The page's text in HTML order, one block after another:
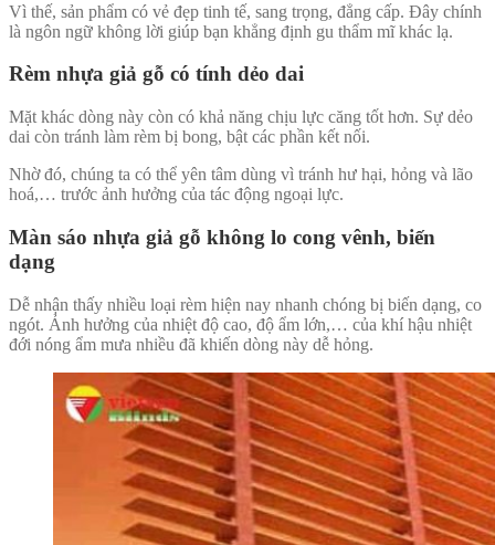
Vì thế, sản phẩm có vẻ đẹp tinh tế, sang trọng, đẳng cấp. Đây chính
là ngôn ngữ không lời giúp bạn khẳng định gu thẩm mĩ khác lạ.
Rèm nhựa giả gỗ có tính dẻo dai
Mặt khác dòng này còn có khả năng chịu lực căng tốt hơn. Sự dẻo
dai còn tránh làm rèm bị bong, bật các phần kết nối.
Nhờ đó, chúng ta có thể yên tâm dùng vì tránh hư hại, hỏng và lão
hoá,… trước ảnh hưởng của tác động ngoại lực.
Màn sáo nhựa giả gỗ không lo cong vênh, biến
dạng
Dễ nhận thấy nhiều loại rèm hiện nay nhanh chóng bị biến dạng, co
ngót. Ảnh hưởng của nhiệt độ cao, độ ẩm lớn,… của khí hậu nhiệt
đới nóng ẩm mưa nhiều đã khiến dòng này dễ hỏng.